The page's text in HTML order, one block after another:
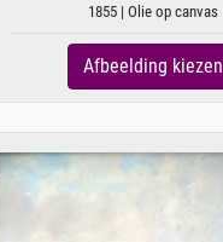
1855 | Olie op canvas
Afbeelding kiezen